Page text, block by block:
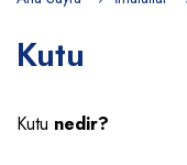
Kutu
Kutu nedir?